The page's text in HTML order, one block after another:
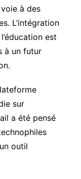
à des
L’intégration
est
à un futur
sur
a été pensé
outil